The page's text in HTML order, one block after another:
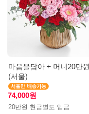
마음을담아 + 머니20만원
(서울)
74,000원
20만원 현금별도 입금